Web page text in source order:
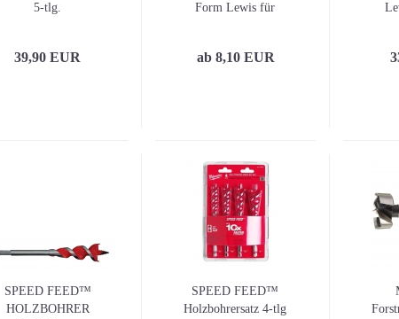
5-tlg.
39,90 EUR
Form Lewis für
ab 8,10 EUR
SPEED FEED™
HOLZBOHRER
SPEED FEED™
Holzbohrersatz 4-tlg